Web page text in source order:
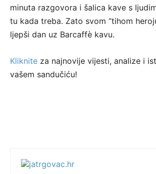
minuta razgovora i šalica kave s
tu kada treba. Zato svom “tihom
ljepši dan uz Barcaffè kavu.
Kliknite za najnovije vijesti, analize i
vašem sandučiću!